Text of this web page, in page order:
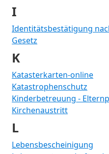
I
Identitätsbestätigung
Gesetz
K
Katasterkarten-online
Katastrophenschutz
Kinderbetreuung -
Kirchenaustritt
L
Lebensbescheinigung